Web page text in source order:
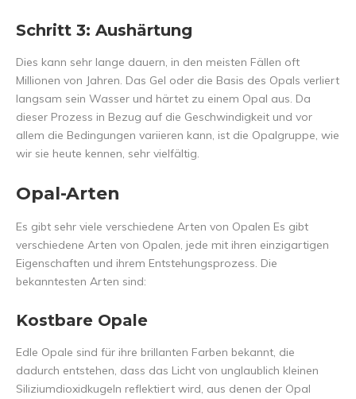
Schritt 3: Aushärtung
Dies kann sehr lange dauern, in den meisten Fällen oft
Millionen von Jahren. Das Gel oder die Basis des Opals verliert
langsam sein Wasser und härtet zu einem Opal aus. Da
dieser Prozess in Bezug auf die Geschwindigkeit und vor
allem die Bedingungen variieren kann, ist die Opalgruppe, wie
wir sie heute kennen, sehr vielfältig.
Opal-Arten
Es gibt sehr viele verschiedene Arten von Opalen Es gibt
verschiedene Arten von Opalen, jede mit ihren einzigartigen
Eigenschaften und ihrem Entstehungsprozess. Die
bekanntesten Arten sind:
Kostbare Opale
Edle Opale sind für ihre brillanten Farben bekannt, die
dadurch entstehen, dass das Licht von unglaublich kleinen
Siliziumdioxidkugeln reflektiert wird, aus denen der Opal